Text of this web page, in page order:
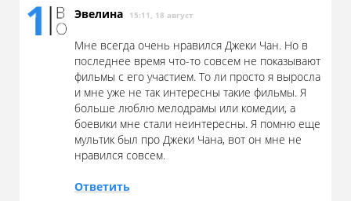
Эвелина 15:11, 18 август
Мне всегда очень нравился Джеки Чан. Но в
последнее время что-то совсем не показывают
фильмы с его участием. То ли просто я выросла
и мне уже не так интересны такие фильмы. Я
больше люблю мелодрамы или комедии, а
боевики мне стали неинтересны. Я помню еще
мультик был про Джеки Чана, вот он мне не
нравился совсем.
Ответить